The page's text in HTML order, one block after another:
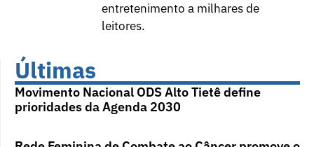
entretenimento a milhares de
leitores.
Últimas
Movimento Nacional ODS Alto Tietê define
prioridades da Agenda 2030